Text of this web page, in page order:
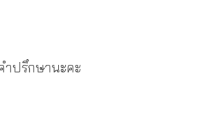
ำปรึกษานะคะ